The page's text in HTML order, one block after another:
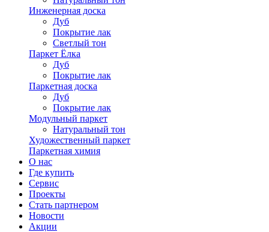
Инженерная доска
Дуб
Покрытие лак
Светлый тон
Паркет Ёлка
Дуб
Покрытие лак
Паркетная доска
Дуб
Покрытие лак
Модульный паркет
Натуральный тон
Художественный паркет
Паркетная химия
О нас
Где купить
Сервис
Проекты
Стать партнером
Новости
Акции